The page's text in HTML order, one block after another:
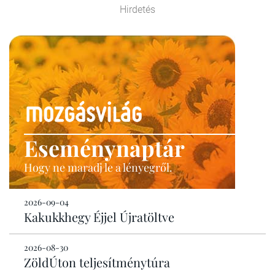
Hirdetés
Eseménynaptár
Hogy ne maradj le a lényegről.
2026-09-04
Kakukkhegy Éjjel Újratöltve
2026-08-30
ZöldÚton teljesítménytúra